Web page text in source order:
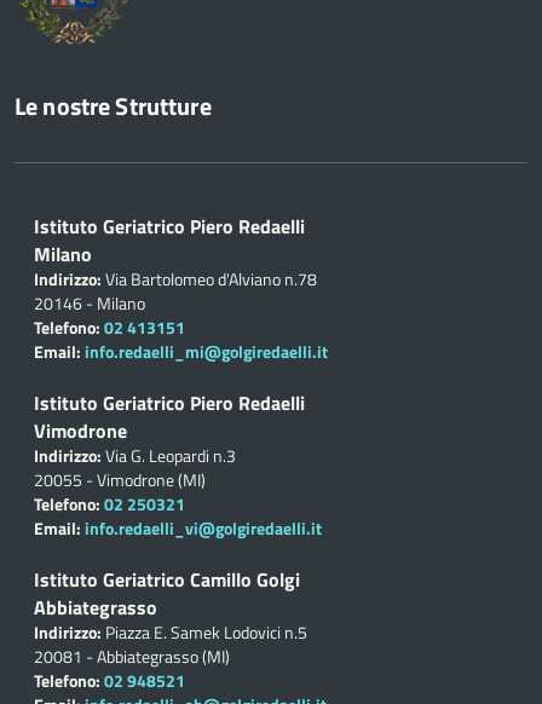
Le nostre Strutture
Istituto Geriatrico Piero Redaelli
Milano
Indirizzo:Via Bartolomeo d'Alviano n.78
20146 - Milano
Telefono:02 413151
Email: info.redaelli_mi@golgiredaelli.it
Istituto Geriatrico Piero Redaelli
Vimodrone
Indirizzo:Via G. Leopardi n.3
20055 - Vimodrone (MI)
Telefono:02 250321
Email: info.redaelli_vi@golgiredaelli.it
Istituto Geriatrico Camillo Golgi
Abbiategrasso
Indirizzo: Piazza E. Samek Lodovici n.5
20081 - Abbiategrasso (MI)
Telefono:02 948521